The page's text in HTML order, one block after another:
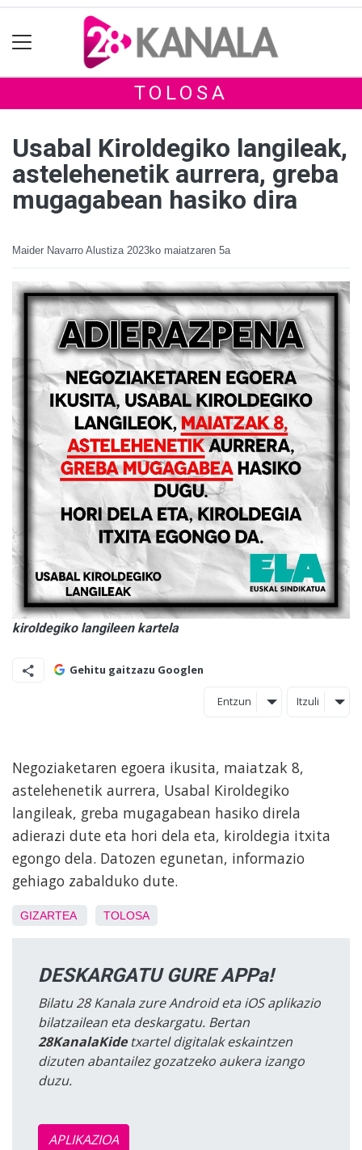
TOLOSA
Usabal Kiroldegiko langileak,
astelehenetik aurrera, greba
mugagabean hasiko dira
Maider Navarro Alustiza 2023ko maiatzaren 5a
kiroldegiko langileen kartela
Gehitu gaitzazu Googlen
Entzun Itzuli
Negoziaketaren egoera ikusita, maiatzak 8,
astelehenetik aurrera, Usabal Kiroldegiko
langileak, greba mugagabean hasiko direla
adierazi dute eta hori dela eta, kiroldegia itxita
egongo dela. Datozen egunetan, informazio
gehiago zabalduko dute.
GIZARTEA TOLOSA
DESKARGATU GURE APPa!
Bilatu 28 Kanala zure Android eta iOS aplikazio
bilatzailean eta deskargatu. Bertan
28KanalaKidetxartel digitalak eskaintzen
dizuten abantailez gozatzeko aukera izango
duzu.
APLIKAZIOA